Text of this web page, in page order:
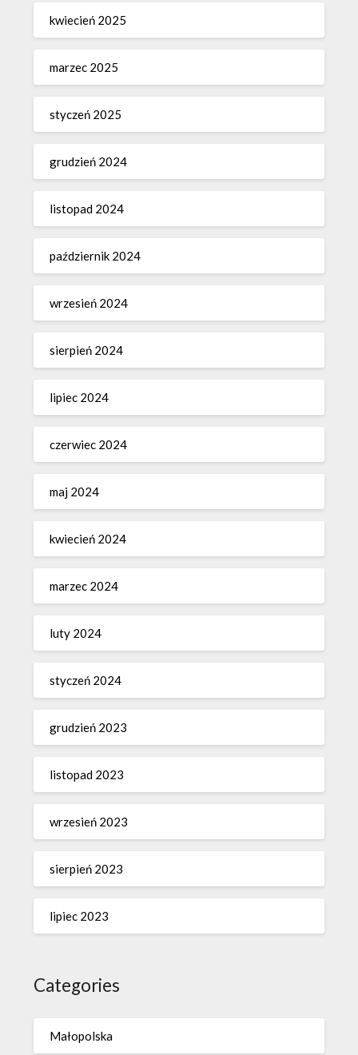
kwiecień 2025
marzec 2025
styczeń 2025
grudzień 2024
listopad 2024
październik 2024
wrzesień 2024
sierpień 2024
lipiec 2024
czerwiec 2024
maj 2024
kwiecień 2024
marzec 2024
luty 2024
styczeń 2024
grudzień 2023
listopad 2023
wrzesień 2023
sierpień 2023
lipiec 2023
Categories
Małopolska